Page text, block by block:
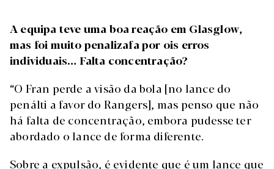
A equipa teve uma boa reação em Glasglow,
mas foi muito penalizafa por ois erros
individuais… Falta concentração?
“O Fran perde a visão da bola [no lance do
penálti a favor do Rangers], mas penso que não
há falta de concentração, embora pudesse ter
abordado o lance de forma diferente.
Sobre a expulsão, é evidente que é um lance que